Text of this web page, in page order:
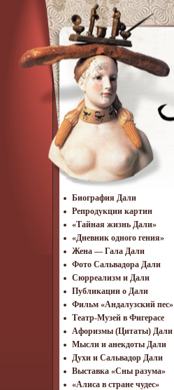
Биография Дали
Репродукции картин
«Тайная жизнь Дали»
«Дневник одного гения»
Жена — Гала Дали
Фото Сальвадора Дали
Cюрреализм и Дали
Публикации о Дали
Фильм «Андалузский пес»
Театр-Музей в Фигерасе
Афоризмы (Цитаты) Дали
Мысли и анекдоты Дали
Духи и Сальвадор Дали
Выставка «Сны разума»
«Алиса в стране чудес»